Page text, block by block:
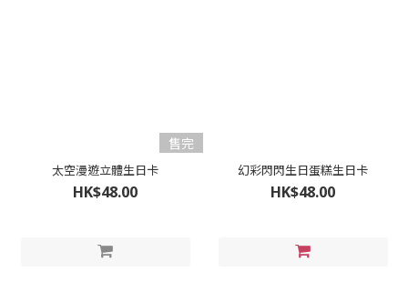
售完
太空漫遊立體生日卡
HK$48.00
幻彩閃閃生日蛋糕生日卡
HK$48.00